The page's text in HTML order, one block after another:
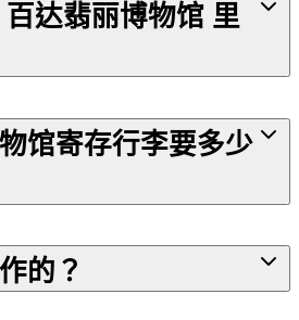
达翡丽博物馆 里
馆寄存行李要多少
的？